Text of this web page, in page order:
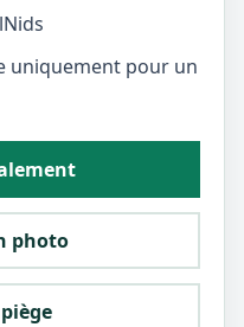
uniquement pour un
photo